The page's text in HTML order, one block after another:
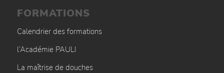
FORMATIONS
Calendrier des formations
l’Académie PAULI
La maîtrise de douches